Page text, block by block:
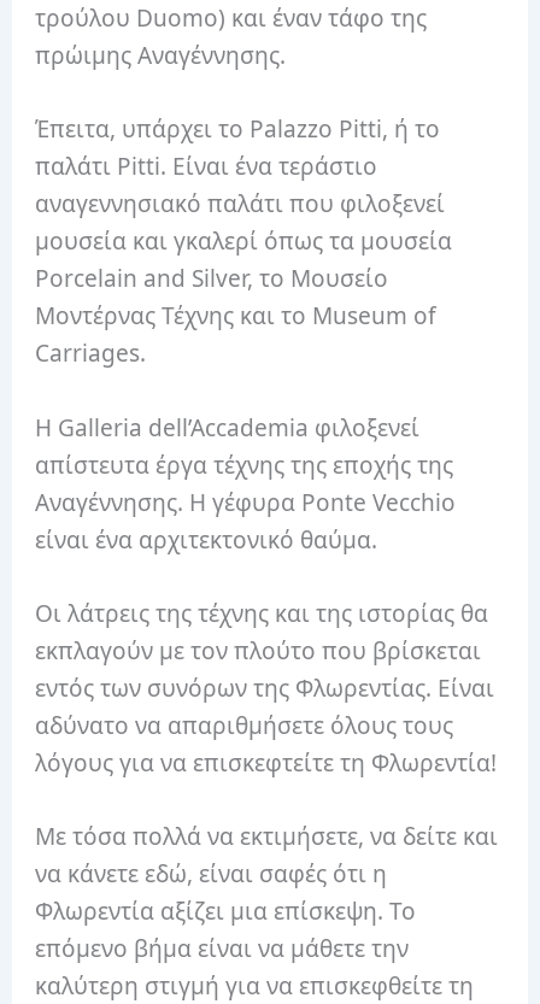
τρούλου Duomo) και έναν τάφο της
πρώιμης Αναγέννησης.
Έπειτα, υπάρχει το Palazzo Pitti, ή το
παλάτι Pitti. Είναι ένα τεράστιο
αναγεννησιακό παλάτι που φιλοξενεί
μουσεία και γκαλερί όπως τα μουσεία
Porcelain and Silver, το Μουσείο
Μοντέρνας Τέχνης και το Museum of
Carriages.
Η Galleria dell’Accademia φιλοξενεί
απίστευτα έργα τέχνης της εποχής της
Αναγέννησης. Η γέφυρα Ponte Vecchio
είναι ένα αρχιτεκτονικό θαύμα.
Οι λάτρεις της τέχνης και της ιστορίας θα
εκπλαγούν με τον πλούτο που βρίσκεται
εντός των συνόρων της Φλωρεντίας. Είναι
αδύνατο να απαριθμήσετε όλους τους
λόγους για να επισκεφτείτε τη Φλωρεντία!
Με τόσα πολλά να εκτιμήσετε, να δείτε και
να κάνετε εδώ, είναι σαφές ότι η
Φλωρεντία αξίζει μια επίσκεψη. Το
επόμενο βήμα είναι να μάθετε την
καλύτερη στιγμή για να επισκεφθείτε τη